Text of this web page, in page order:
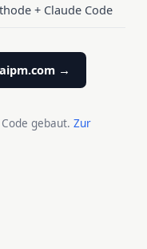
+ Claude Code
→
gebaut. Zur